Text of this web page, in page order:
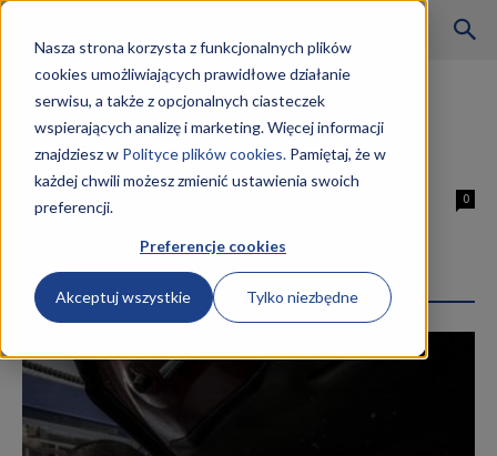
Nasza strona korzysta z funkcjonalnych plików
cookies umożliwiających prawidłowe działanie
serwisu, a także z opcjonalnych ciasteczek
wspierających analizę i marketing. Więcej informacji
znajdziesz w Polityce plików cookies.Pamiętaj, że w
każdej chwili możesz zmienić ustawienia swoich
preferencji.
Preferencje cookies
Akceptuj wszystkie Tylko niezbędne
Szkoły
Aktualności
Strona główna Tagi Krawiec zarobki
Tag: krawiec zarobki
Krawiec zarobki
0
Najpopularniejsze wpisy